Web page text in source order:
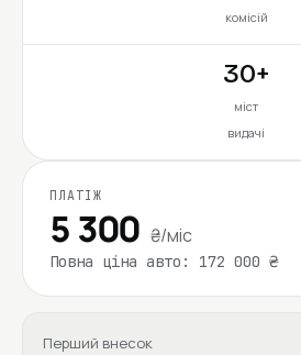
комісій
30+
міст
видачі
ПЛАТІЖ
5 300 ₴/міс
Повна ціна авто: 172 000 ₴
Перший внесок